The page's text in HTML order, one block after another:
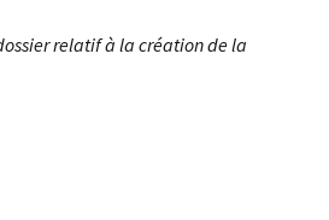
relatif à la création de la